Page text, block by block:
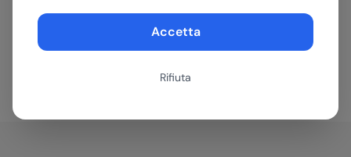
Accetta
Rifiuta
Sviluppiamo agenti AI e automazioni su misura
per i processi specifici di ogni azienda di Udine,